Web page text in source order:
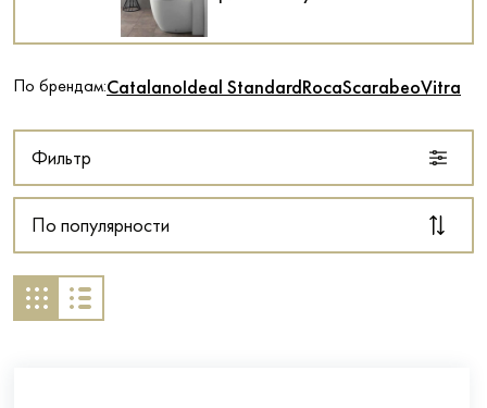
По брендам:CatalanoIdeal StandardRocaScarabeoVitra
Фильтр
По популярности